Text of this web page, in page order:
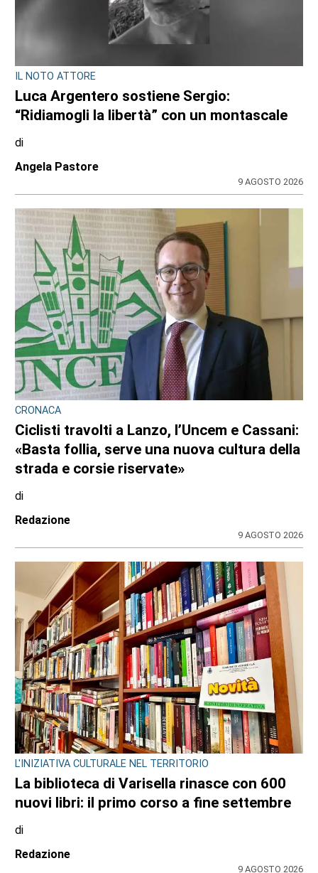
OPERAZIONE ANTI-DROGA A TORINO E PROVINCIA
Quando lo spaccio incontra la fantasia:
cinque arresti dei carabinieri da Venaria, a
Chieri, al Canavese
di
Redazione
10 AGOSTO 2026
CRONACA
Nubifragio sul Canavese, albero caduto tra
Front e Favria
di
Redazione
LANZO
Ciclisti travolti a Lanzo, parla l’investitore:
«Chiedo perdono, un raptus inspiegabile».
Ma le indagini scavano nel suo passato
di